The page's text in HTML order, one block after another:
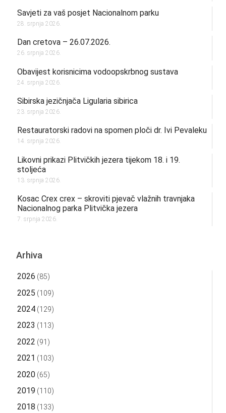
Savjeti za vaš posjet Nacionalnom parku
28. srpnja 2026.
Dan cretova – 26.07.2026.
26. srpnja 2026.
Obavijest korisnicima vodoopskrbnog sustava
24. srpnja 2026.
Sibirska jezičnjača Ligularia sibirica
23. srpnja 2026.
Restauratorski radovi na spomen ploči dr. Ivi Pevaleku
14. srpnja 2026.
Likovni prikazi Plitvičkih jezera tijekom 18. i 19.
stoljeća
13. srpnja 2026.
Kosac Crex crex – skroviti pjevač vlažnih travnjaka
Nacionalnog parka Plitvička jezera
7. srpnja 2026.
Arhiva
2026 (85)
2025 (109)
2024(129)
2023 (113)
2022 (91)
2021 (103)
2020(65)
2019 (110)
2018 (133)